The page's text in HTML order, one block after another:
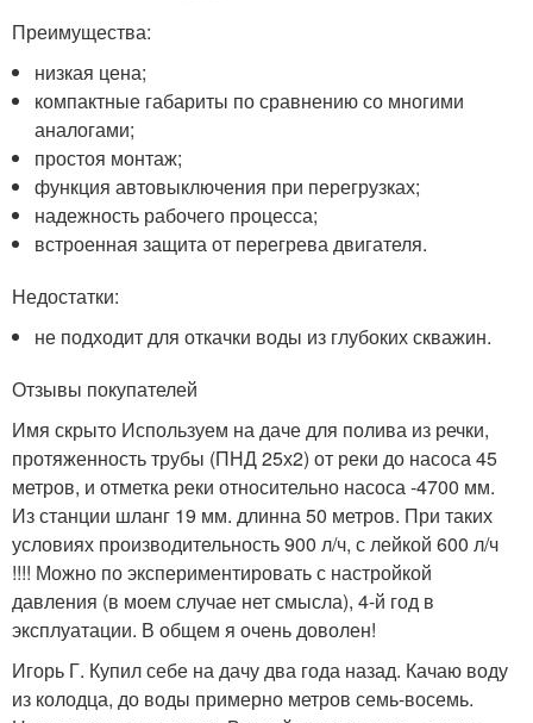
Преимущества:
низкая цена;
компактные габариты по сравнению со многими
аналогами;
простоя монтаж;
функция автовыключения при перегрузках;
надежность рабочего процесса;
встроенная защита от перегрева двигателя.
Недостатки:
не подходит для откачки воды из глубоких скважин.
Отзывы покупателей
Имя скрыто Используем на даче для полива из речки,
протяженность трубы (ПНД 25х2) от реки до насоса 45
метров, и отметка реки относительно насоса -4700 мм.
Из станции шланг 19 мм. длинна 50 метров. При таких
условиях производительность 900 л/ч, с лейкой 600 л/ч
!!!! Можно по экспериментировать с настройкой
давления (в моем случае нет смысла), 4-й год в
эксплуатации. В общем я очень доволен!
Игорь Г. Купил себе на дачу два года назад. Качаю воду
из колодца, до воды примерно метров семь-восемь.